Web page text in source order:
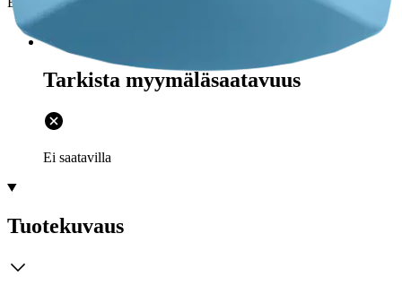
Tarkista myymäläsaatavuus
Ei saatavilla
Tuotekuvaus